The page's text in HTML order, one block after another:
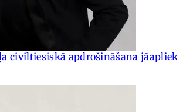
civiltiesiskā apdrošināšana jāapliek